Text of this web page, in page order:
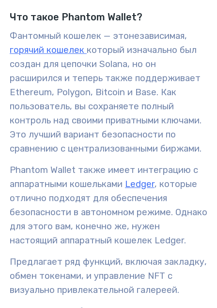
Что такое Phantom Wallet?
Фантомный кошелек — этонезависимая,
горячий кошелек который изначально был
создан для цепочки Solana, но он
расширился и теперь также поддерживает
Ethereum, Polygon, Bitcoin и Base. Как
пользователь, вы сохраняете полный
контроль над своими приватными ключами.
Это лучший вариант безопасности по
сравнению с централизованными биржами.
Phantom Wallet также имеет интеграцию с
аппаратными кошельками Ledger, которые
отлично подходят для обеспечения
безопасности в автономном режиме. Однако
для этого вам, конечно же, нужен
настоящий аппаратный кошелек Ledger.
Предлагает ряд функций, включая закладку,
обмен токенами, и управление NFT с
визуально привлекательной галереей.